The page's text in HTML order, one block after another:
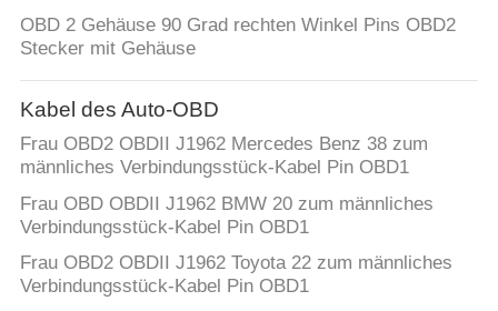
OBD 2 Gehäuse 90 Grad rechten Winkel Pins OBD2
Stecker mit Gehäuse
Kabel des Auto-OBD
Frau OBD2 OBDII J1962 Mercedes Benz 38 zum
männliches Verbindungsstück-Kabel Pin OBD1
Frau OBD OBDII J1962 BMW 20 zum männliches
Verbindungsstück-Kabel Pin OBD1
Frau OBD2 OBDII J1962 Toyota 22 zum männliches
Verbindungsstück-Kabel Pin OBD1